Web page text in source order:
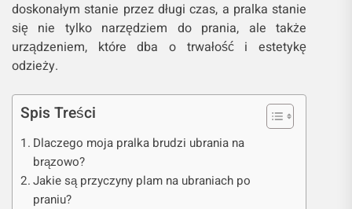
doskonałym stanie przez długi czas, a pralka stanie
się nie tylko narzędziem do prania, ale także
urządzeniem, które dba o trwałość i estetykę
odzieży.
Spis Treści
Dlaczego moja pralka brudzi ubrania na
brązowo?
Jakie są przyczyny plam na ubraniach po
praniu?